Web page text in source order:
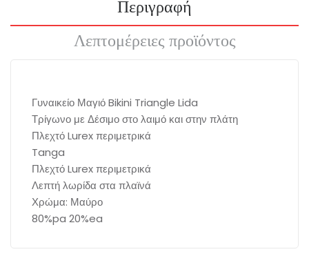
Περιγραφή
Λεπτομέρειες προϊόντος
Γυναικείο Μαγιό Bikini Triangle Lida
Τρίγωνο με Δέσιμο στο λαιμό και στην πλάτη
Πλεχτό Lurex περιμετρικά
Tanga
Πλεχτό Lurex περιμετρικά
Λεπτή λωρίδα στα πλαϊνά
Χρώμα: Μαύρο
80%pa 20%ea